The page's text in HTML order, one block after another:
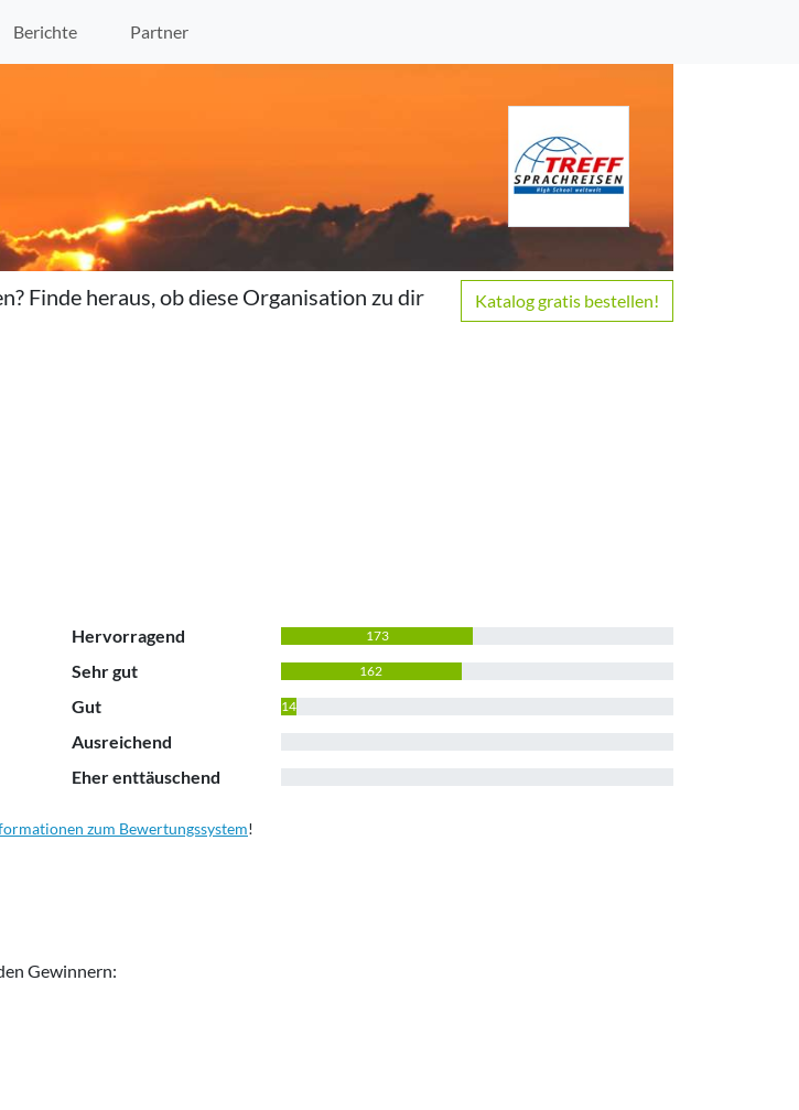
Berichte Partner
Katalog gratis bestellen!
Finde heraus, ob diese Organisation zu dir
Hervorragend 173
Sehr gut 162
Gut 14
Ausreichend
Eher enttäuschend
zum Bewertungssystem!
Gewinnern: